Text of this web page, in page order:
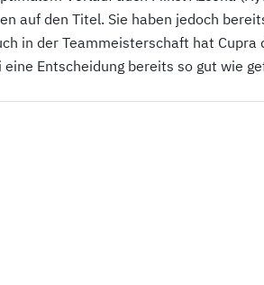
auf den Titel. Sie haben jedoch
in der Teammeisterschaft hat
eine Entscheidung bereits so gut wie